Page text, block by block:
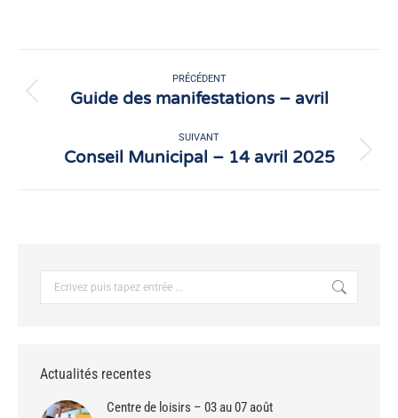
article
PRÉCÉDENT
Article
:
Guide des manifestations – avril
SUIVANT
Article
Conseil Municipal – 14 avril 2025
Actualités recentes
Centre de loisirs – 03 au 07 août